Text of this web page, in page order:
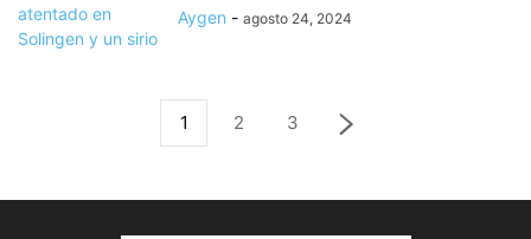
Aygen - agosto 24, 2024
1 2 3